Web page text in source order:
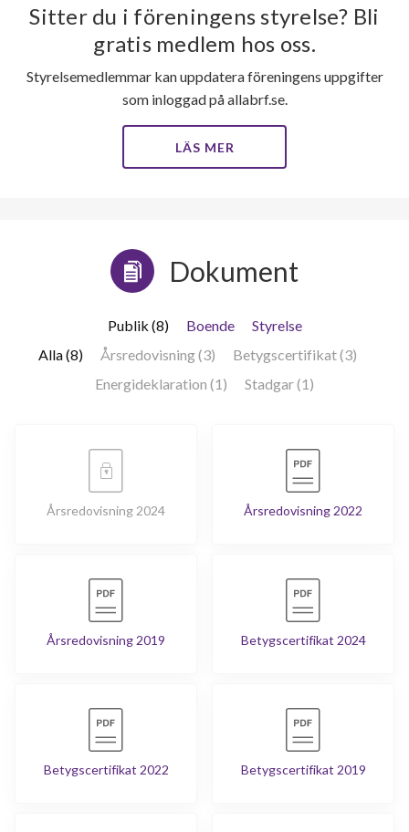
Sitter du i föreningens styrelse? Bli
gratis medlem hos oss.
Styrelsemedlemmar kan uppdatera föreningens uppgifter
som inloggad på allabrf.se.
LÄS MER
Dokument
Publik (8) Boende
Styrelse
Alla (8)
Årsredovisning (3)
Betygscertifikat (3)
Energideklaration (1)
Stadgar (1)
Årsredovisning 2024 Årsredovisning 2022
Årsredovisning 2019 Betygscertifikat 2024
Betygscertifikat 2022 Betygscertifikat 2019